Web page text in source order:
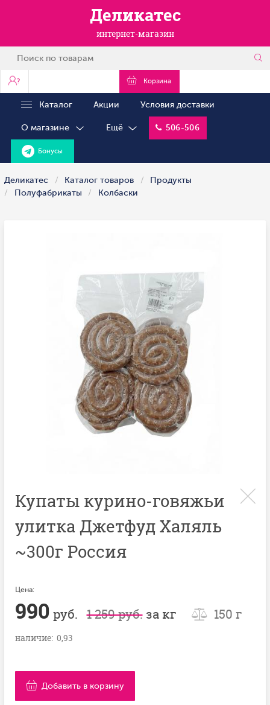
Деликатес
интернет-магазин
? Корзина
Каталог Акции Условия доставки
О магазине Ещё 506-506
Бонусы
Деликатес Каталог товаров
Продукты
Полуфабрикаты
Колбаски
Купаты курино-говяжьи
улитка Джетфуд Халяль
~300г Россия
Цена:
990 руб.1 259 руб.за кг 150 г
наличие: 0,93
Добавить в корзину